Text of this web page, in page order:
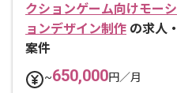
クションゲーム向けモーシ
ョンデザイン制作 の求人・
案件
~650,000円／月